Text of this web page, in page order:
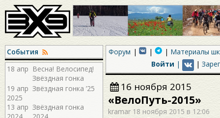
События
18 апр Весна! Велосипед!
Звёздная гонка
2026!
19 апр
2025
Звёздная гонка ’25
13 апр
2024
Звёздная гонка
2024
Форум
Материалы
Войти | |
16 ноября 2015
«ВелоПуть-2015»
kramar 18 ноября 2015 в 12:06